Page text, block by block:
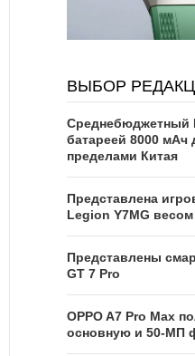
ВЫБОР
Среднебюджетный
батареей 8000 мАч
пределами Китая
Представлена
Legion Y7MG
Представлены
GT 7 Pro
OPPO A7 Pro Max
основную и 50-МП